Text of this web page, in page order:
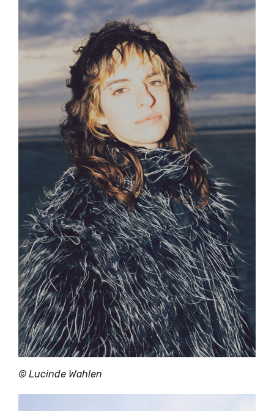
© Lucinde Wahlen